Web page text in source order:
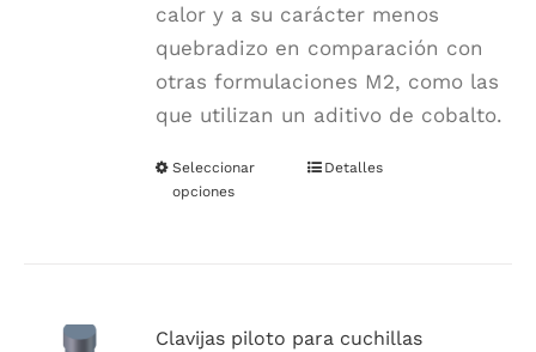
calor y a su carácter menos
quebradizo en comparación con
otras formulaciones M2, como las
que utilizan un aditivo de cobalto.
Seleccionar
opciones
Este
Las
Detalles
Clavijas piloto para cuchillas